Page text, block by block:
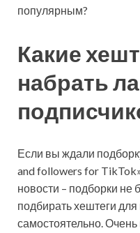
популярным?
Какие
набрать
Если вы ждали
and followers for
новости – подборки
подбирать хештеги
самостоятельно.